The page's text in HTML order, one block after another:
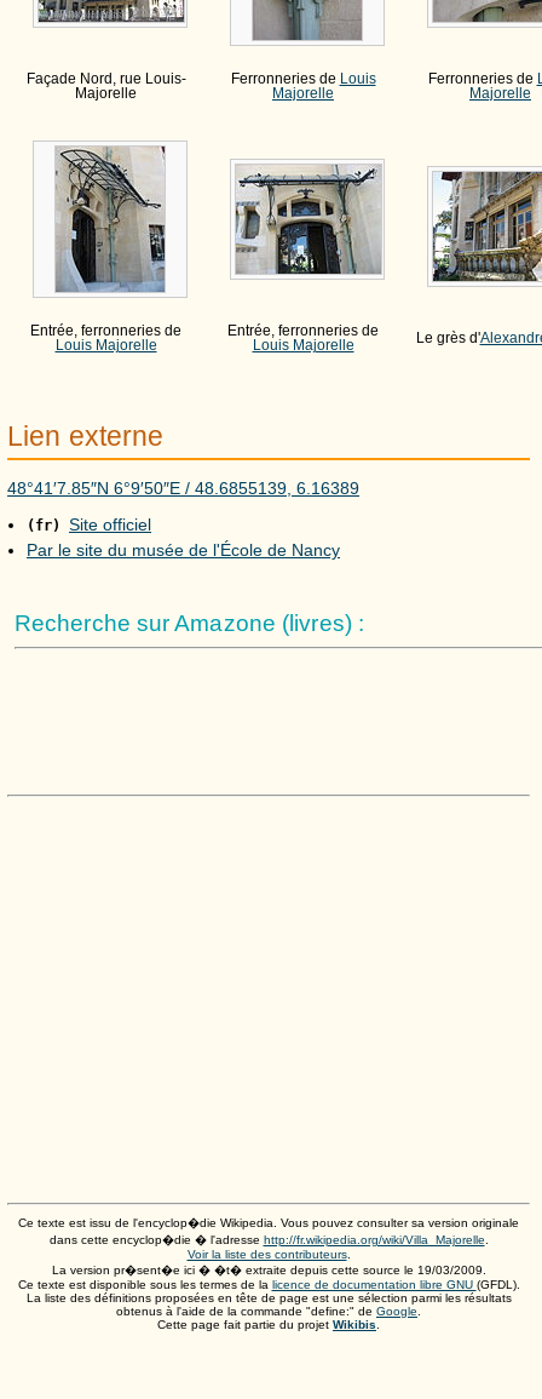
Façade Nord, rue Louis-
Majorelle
Ferronneries de
Louis
Majorelle
Ferronneries de
Majorelle
Entrée, ferronneries de
Louis Majorelle
Entrée, ferronneries de
Louis Majorelle
Le grès d'
Lien externe
48°41′7.85″N 6°9′50″E / 48.6855139 6.16389
(fr) Site officiel
Par le site du musée de l'École de Nancy
Recherche sur Amazone (livres) :
Ce texte est issu de l'encyclop�die Wikipedia. Vous pouvez consulter sa version originale
dans cette encyclop�die � l'adresse http://fr.wikipedia.org/wiki/Villa_Majorelle
Voir la liste des contributeurs.
La version pr�sent�e ici � �t� extraite depuis cette source le 19/03/2009
Ce texte est disponible sous les termes de la licence de documentation libre GNU (GFDL).
La liste des définitions proposées en tête de page est une sélection parmi les résultats
obtenus à l'aide de la commande "define:" de Google
Cette page fait partie du projet Wikibis